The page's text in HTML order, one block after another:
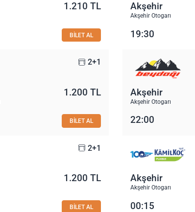
1.210 TL
BİLET AL
Akşehir
Akşehir Otogarı
19:30
2+1
1.200 TL
BİLET AL
Akşehir
Akşehir Otogarı
22:00
2+1
1.200 TL
BİLET AL
Akşehir
Akşehir Otogarı
00:15